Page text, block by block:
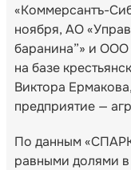
«Коммерсантъ-
ноября, АО
баранина”» и
на базе
Виктора
предприятие —
По данным
равными долями